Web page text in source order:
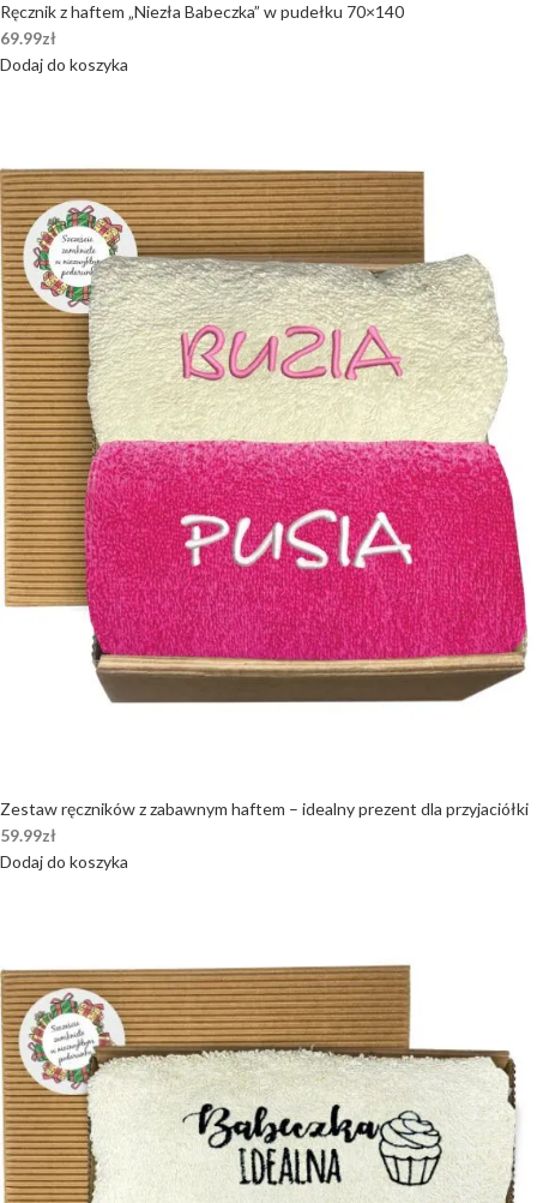
Ręcznik z haftem „Niezła Babeczka” w pudełku 70×140
69.99zł
Dodaj do koszyka
Zestaw ręczników z zabawnym haftem – idealny prezent dla przyjaciółki
59.99zł
Dodaj do koszyka